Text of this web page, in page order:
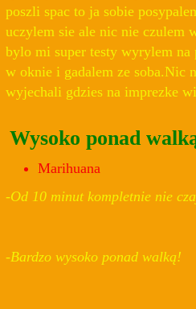
poszli spac to ja sobie
uczylem sie ale nic nie czulem
bylo mi super testy wyrylem na
w oknie i gadalem ze soba.Nic
wyjechali gdzies na imprezke
Wysoko ponad
Marihuana
-Od 10 minut kompletnie nie
-Bardzo wysoko ponad walką!